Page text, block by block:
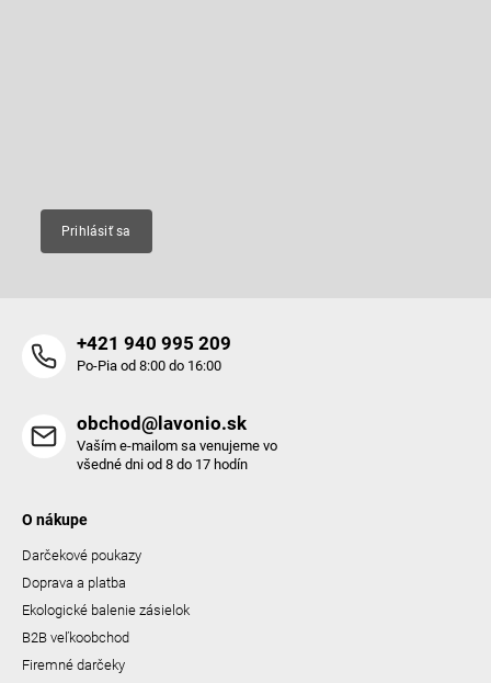
Prihlásiť sa
+421 940 995 209
Po-Pia od 8:00 do 16:00
obchod@lavonio.sk
Vaším e-mailom sa venujeme vo
všedné dni od 8 do 17 hodín
O nákupe
Darčekové poukazy
Doprava a platba
Ekologické balenie zásielok
B2B veľkoobchod
Firemné darčeky